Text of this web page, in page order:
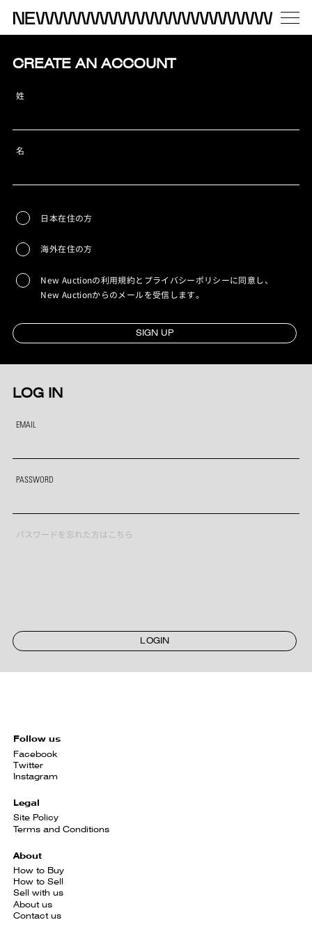
CREATE AN ACCOUNT
姓
名
日本在住の方
海外在住の方
New Auctionの利用規約とプライバシーポリシーに同意し、
New Auctionからのメールを受信します。
SIGN UP
LOG IN
EMAIL
PASSWORD
パスワードを忘れた方はこちら
LOGIN
Follow us
Facebook
Twitter
Instagram
Legal
Site Policy
Terms and Conditions
About
How to Buy
How to Sell
Sell with us
About us
Contact us